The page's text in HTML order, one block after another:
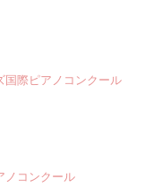
国際ピアノコンクール
ノコンクール